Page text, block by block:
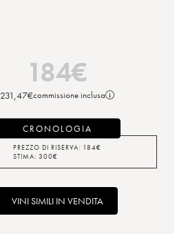
184€
231,47€commissione inclusa
CRONOLOGIA
PREZZO DI RISERVA: 184€
STIMA: 300€
VINI SIMILI IN VENDITA